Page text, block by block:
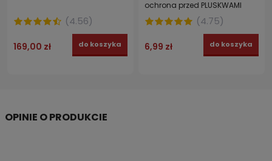
(4.56)
169,00 zł do koszyka
ochrona przed PLUSKWAMI
WIRUSAMI I BAKTERIAMI
(4.75)
6,99 zł do koszyka